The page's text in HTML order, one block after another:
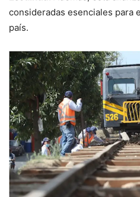
consideradas esenciales para
país.